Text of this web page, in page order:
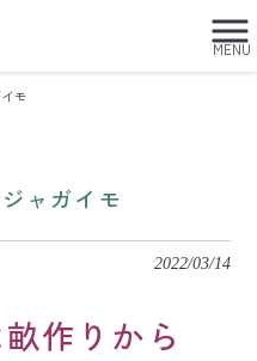
MENU
モ
ャガイモ
2022/03/14
作りから